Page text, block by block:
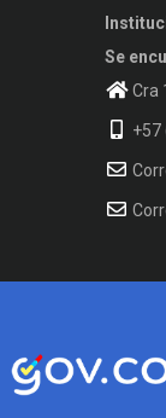
Se
Cra
+57